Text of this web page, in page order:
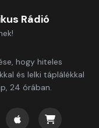
Rádió
hogy hiteles
és lelki táplálékkal
24 órában.